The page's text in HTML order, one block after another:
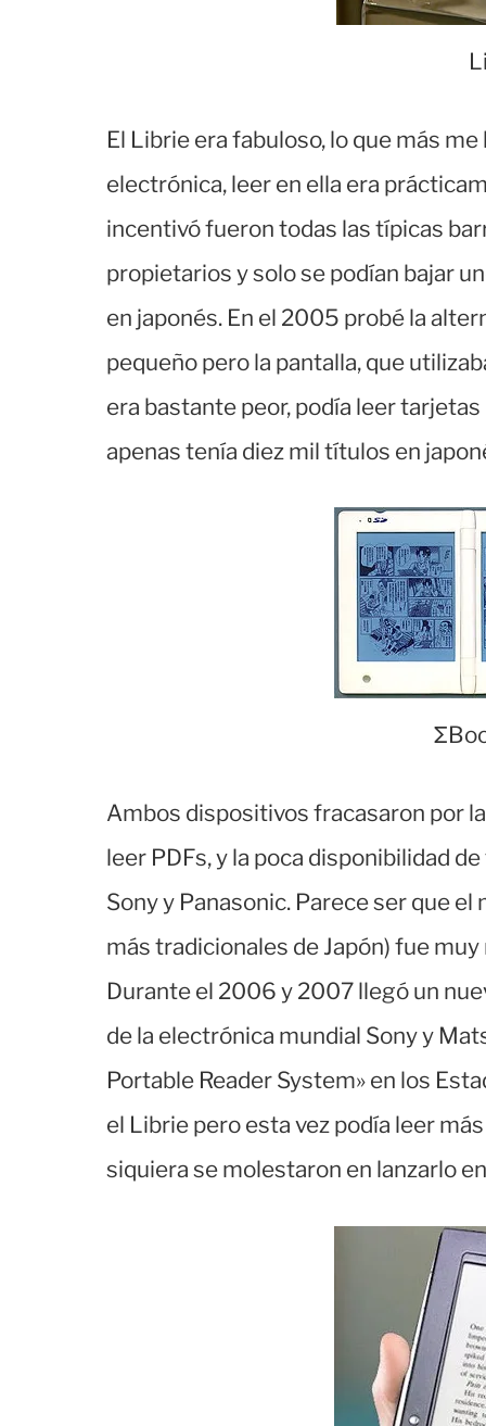
El Librie era fabuloso, lo que más
electrónica, leer en ella era
incentivó fueron todas las típicas
propietarios y solo se podían bajar
en japonés. En el 2005 probé la
pequeño pero la pantalla, que
era bastante peor, podía leer
apenas tenía diez mil títulos en
Ambos dispositivos fracasaron por
leer PDFs, y la poca disponibilidad
Sony y Panasonic. Parece ser que
más tradicionales de Japón) fue
Durante el 2006 y 2007 llegó un
de la electrónica mundial Sony y
Portable Reader System» en los
el Librie pero esta vez podía leer
siquiera se molestaron en lanzarlo